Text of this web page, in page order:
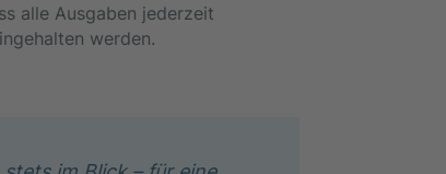
alle Ausgaben jederzeit
werden.